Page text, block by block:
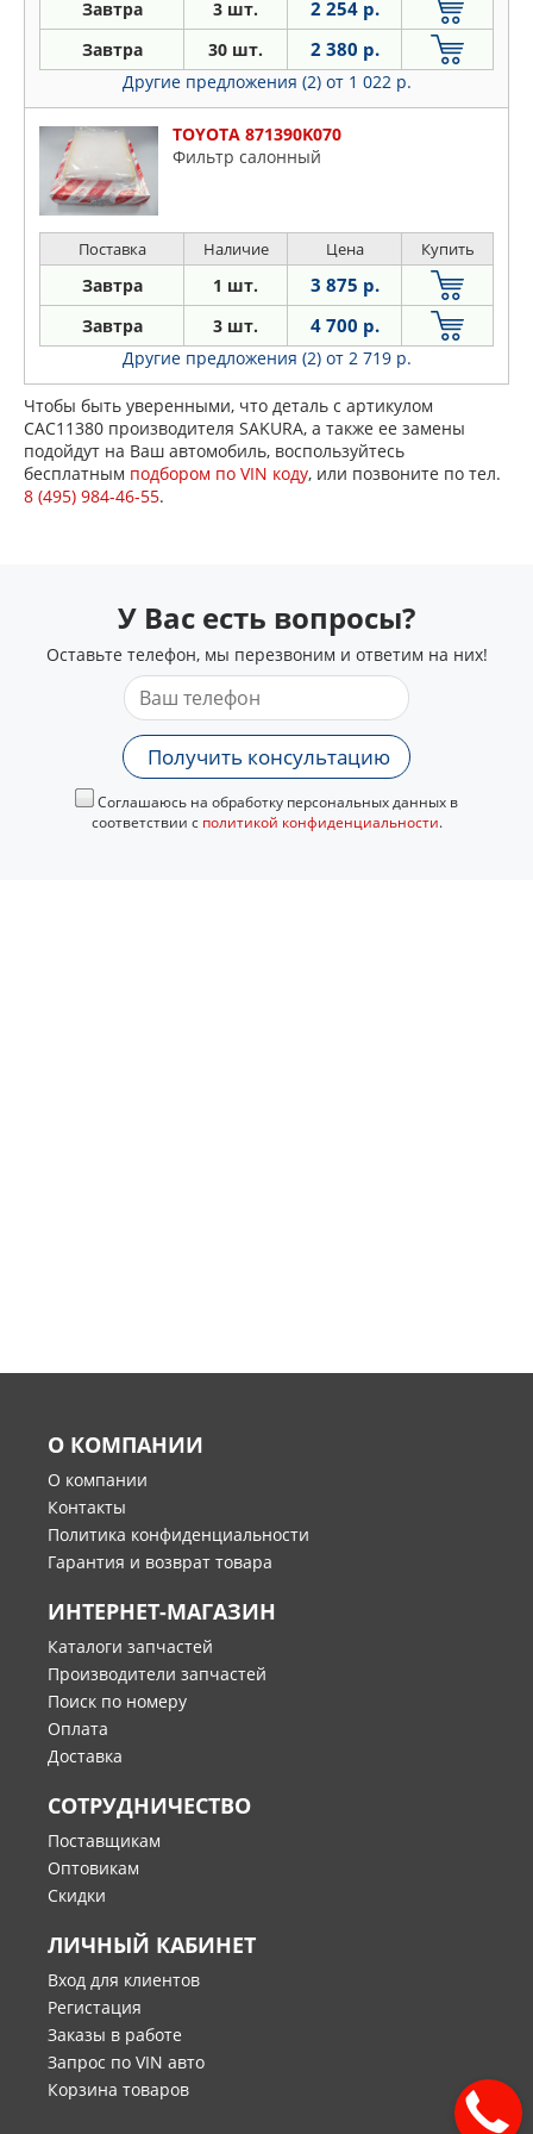
Завтра 3 шт. 2 254 р.
Завтра 30 шт. 2 380 р.
Другие предложения (2) от 1 022 р.
TOYOTA 871390K070
Фильтр салонный
Поставка Наличие Цена Купить
Завтра 1 шт. 3 875 р.
Завтра 3 шт. 4 700 р.
Другие предложения (2) от 2 719 р.
Чтобы быть уверенными, что деталь с артикулом
CAC11380 производителя SAKURA, а также ее замены
подойдут на Ваш автомобиль, воспользуйтесь
бесплатным подбором по VIN коду, или позвоните по тел.
8 (495) 984-46-55.
У Вас есть вопросы?
Оставьте телефон, мы перезвоним и ответим на них!
Получить консультацию
Соглашаюсь на обработку персональных данных в
соответствии с политикой конфиденциальности.
О КОМПАНИИ
О компании
Контакты
Политика конфиденциальности
Гарантия и возврат товара
ИНТЕРНЕТ-МАГАЗИН
Каталоги запчастей
Производители запчастей
Поиск по номеру
Оплата
Доставка
СОТРУДНИЧЕСТВО
Поставщикам
Оптовикам
Скидки
ЛИЧНЫЙ КАБИНЕТ
Вход для клиентов
Регистация
Заказы в работе
Запрос по VIN авто
Корзина товаров